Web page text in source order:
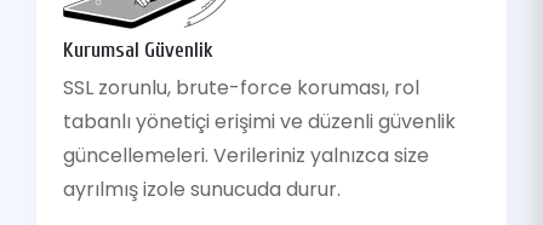
Kurumsal Güvenlik
SSL zorunlu, brute-force koruması, rol
tabanlı yönetiçi erişimi ve düzenli güvenlik
güncellemeleri. Verileriniz yalnızca size
ayrılmış izole sunucuda durur.